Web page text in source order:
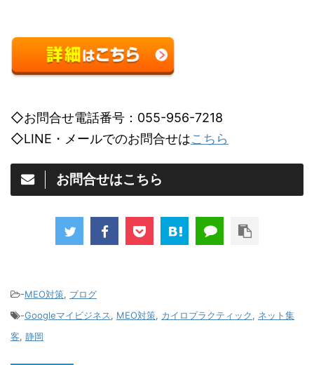
◇お問合せ電話番号：055-956-7218
◇LINE・メールでのお問合せはこちら
お問合せはこちら
-MEO対策, ブログ
-Googleマイビジネス, MEO対策, カイロプラクティック, ネット集
客, 静岡